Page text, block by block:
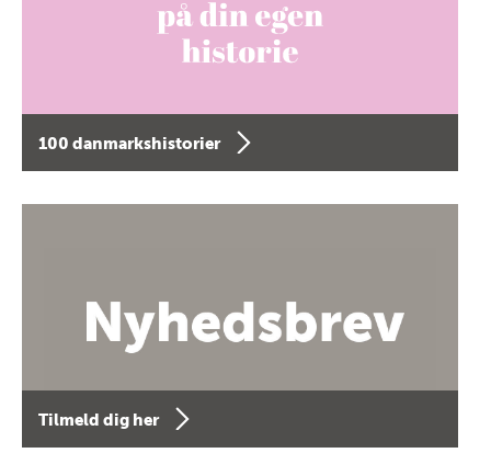
100 danmarkshistorier
Tilmeld dig her